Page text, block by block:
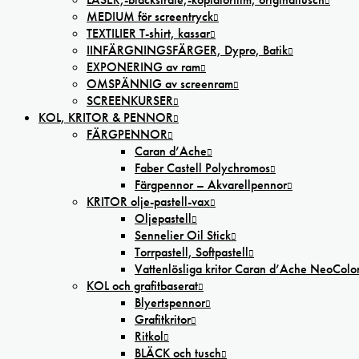
MEDIUM för screentryck
TEXTILIER T-shirt, kassar
IINFÄRGNINGSFÄRGER, Dypro, Batik
EXPONERING av ram
OMSPÄNNIG av screenram
SCREENKURSER
KOL, KRITOR & PENNOR
FÄRGPENNOR
Caran d’Ache
Faber Castell Polychromos
Färgpennor – Akvarellpennor
KRITOR olje-pastell-vax
Oljepastell
Sennelier Oil Stick
Torrpastell, Softpastell
Vattenlösliga kritor Caran d’Ache
KOL och grafitbaserat
Blyertspennor
Grafitkritor
Ritkol
BLÄCK och tusch